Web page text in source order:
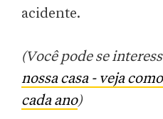
acidente.
(Você pode se
nossa casa - veja
cada ano)